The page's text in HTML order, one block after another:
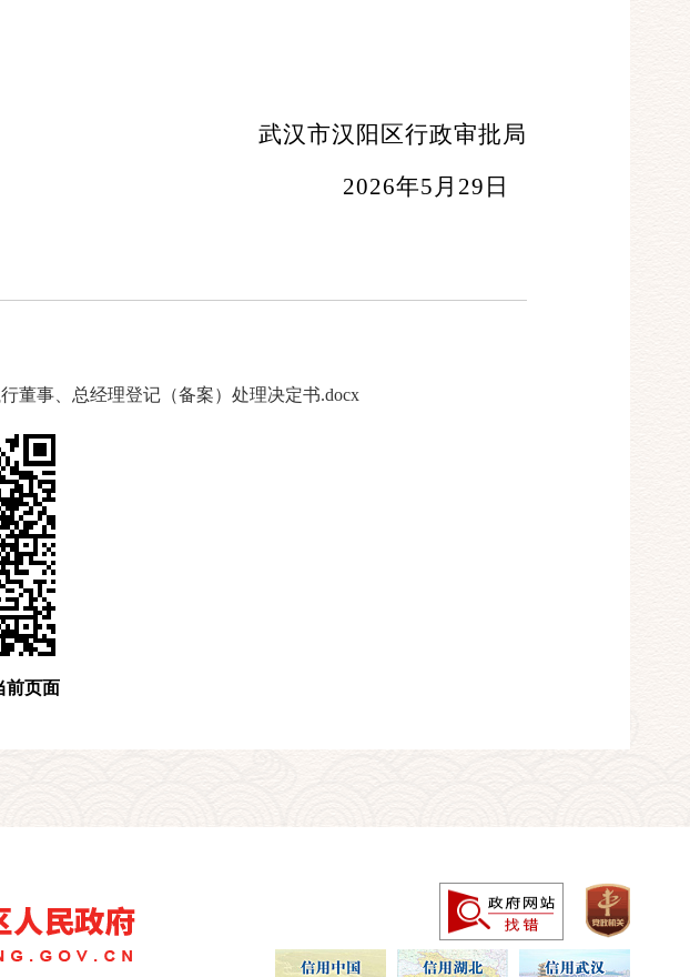
武汉市汉阳区行政审批局
年5月29日
董事、总经理登记（备案）处理决定书.docx
前页面